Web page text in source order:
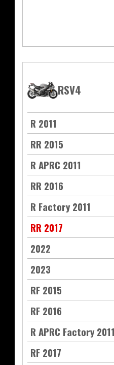
RSV4
R 2011
RR 2015
R APRC 2011
RR 2016
R Factory 2011
RR 2017
2022
2023
RF 2015
RF 2016
R APRC Factory 2011
RF 2017